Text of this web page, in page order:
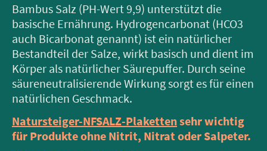
Bambus Salz (PH-Wert 9,9) unterstützt die
basische Ernährung. Hydrogencarbonat (HCO3
auch Bicarbonat genannt) ist ein natürlicher
Bestandteil der Salze, wirkt basisch und dient im
Körper als natürlicher Säurepuffer. Durch seine
säureneutralisierende Wirkung sorgt es für einen
natürlichen Geschmack.
Natursteiger-NFSALZ-Plakettensehr wichtig
für Produkte ohne Nitrit, Nitrat oder Salpeter.